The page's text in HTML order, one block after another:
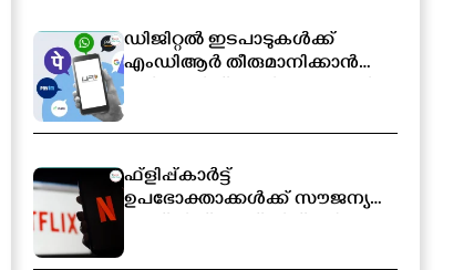
ഡിജിറ്റൽ ഇടപാടുകൾക്ക്
എംഡിആർ തീരുമാനിക്കാൻ
ഫ്ളിപ്പ്കാർട്ട്
ഉപഭോക്താക്കൾക്ക് സൗജന്യ